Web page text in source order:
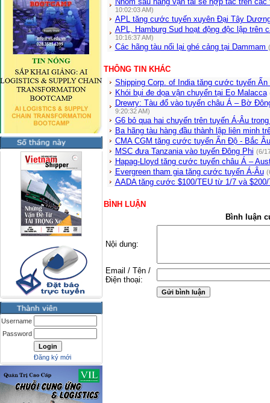
Username
Password
Đăng ký mới
10:02:03 AM)
APL tăng cước tuyến xuyên Đại Tây
APL, Hamburg Sud hoạt động độc lập
10:16:37 AM)
Các hãng tàu nối lại ghé cảng tại Dammam
THÔNG TIN KHÁC
Shipping Corp. of India tăng cước tuyến
Khói bụi đe dọa vận chuyển tại Eo Malacca
Drewry: Tàu đổ vào tuyến châu Á – Bờ
9:20:32 AM)
G6 bỏ qua hai chuyến trên tuyến Á-Âu
Ba hãng tàu hàng đầu thành lập liên minh
CMA CGM tăng cước tuyến Ấn Độ - Bắc Âu
MSC đưa Tanzania vào tuyến Đông Phi (6/
Hapag-Lloyd tăng cước tuyến châu Á –
Evergreen tham gia tăng cước tuyến Á-Âu
AADA tăng cước $100/TEU từ 1/7 và
BÌNH LUẬN
Bình luận
Nội dung:
Email / Tên /
Điện thoại: